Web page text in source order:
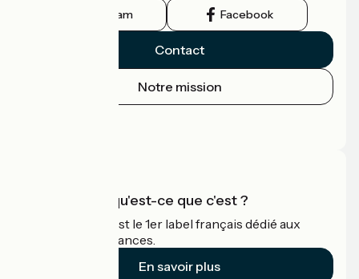
Instagram Facebook
Contact
Notre mission
Accueil Vélo qu'est-ce que c'est ?
Accueil Vélo c'est le 1er label français dédié aux
cyclistes en vacances.
En savoir plus